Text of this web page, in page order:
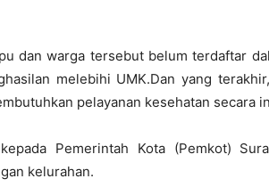
dan warga tersebut belum terdaftar
melebihi UMK.Dan yang
pelayanan kesehatan secara
Pemerintah Kota (Pemkot)
kelurahan.